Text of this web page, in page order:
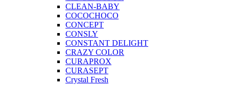
CLEAN-BABY
COCOCHOCO
CONCEPT
CONSLY
CONSTANT DELIGHT
CRAZY COLOR
CURAPROX
CURASEPT
Crystal Fresh